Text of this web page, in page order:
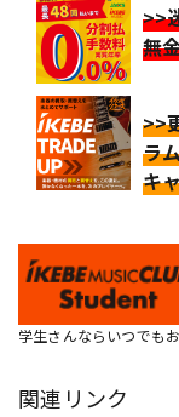
>>
無
>>
ラ
キ
学生さんならいつでも
関連リンク